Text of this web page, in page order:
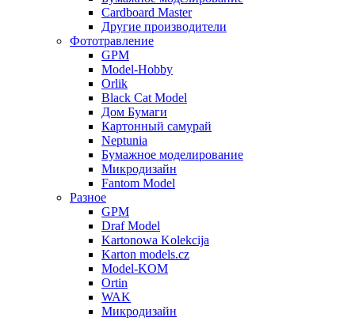
Cardboard Master
Другие производители
Фототравление
GPM
Model-Hobby
Orlik
Black Cat Model
Дом Бумаги
Картонный самурай
Neptunia
Бумажное моделирование
Микродизайн
Fantom Model
Разное
GPM
Draf Model
Kartonowa Kolekcija
Karton models.cz
Model-KOM
Ortin
WAK
Микродизайн